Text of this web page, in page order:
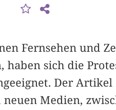
Fernsehen und
haben sich die
Der Artikel
Medien,